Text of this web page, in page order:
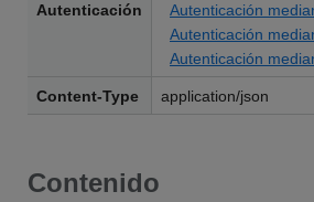
Autenticación Autenticación
Autenticación
Autenticación
Content-Type application/json
Contenido